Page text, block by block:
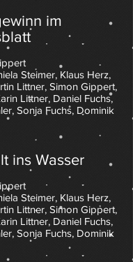
im
Steimer, Klaus Herz,
Littner, Simon Gippert,
Littner, Daniel Fuchs,
Sonja Fuchs, Dominik
ins Wasser
Steimer, Klaus Herz,
Littner, Simon Gippert,
Littner, Daniel Fuchs,
Sonja Fuchs, Dominik